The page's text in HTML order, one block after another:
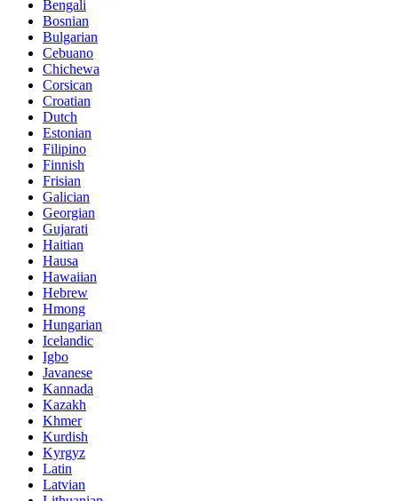
Bengali
Bosnian
Bulgarian
Cebuano
Chichewa
Corsican
Croatian
Dutch
Estonian
Filipino
Finnish
Frisian
Galician
Georgian
Gujarati
Haitian
Hausa
Hawaiian
Hebrew
Hmong
Hungarian
Icelandic
Igbo
Javanese
Kannada
Kazakh
Khmer
Kurdish
Kyrgyz
Latin
Latvian